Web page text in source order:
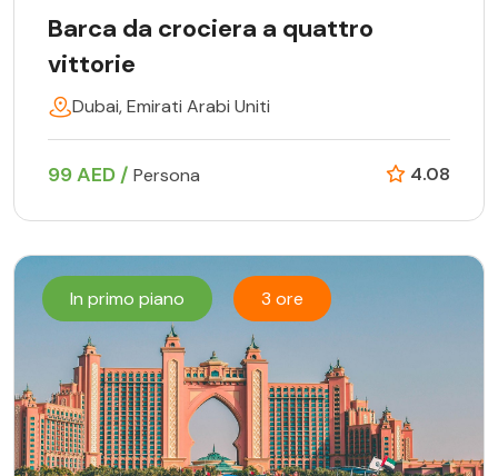
Barca da crociera a quattro
vittorie
Dubai, Emirati Arabi Uniti
99 AED / Persona 4.08
In primo piano 3 ore